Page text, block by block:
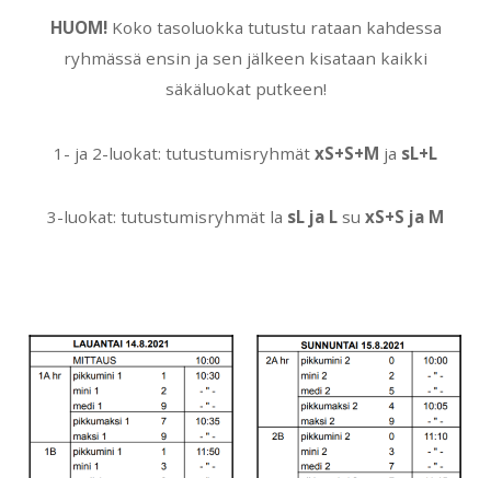
HUOM!Koko tasoluokka tutustu rataan kahdessa
ryhmässä ensin ja sen jälkeen kisataan kaikki
säkäluokat putkeen!
1- ja 2-luokat: tutustumisryhmät xS+S+M ja sL+L
3-luokat: tutustumisryhmät la sL ja L su xS+S ja M